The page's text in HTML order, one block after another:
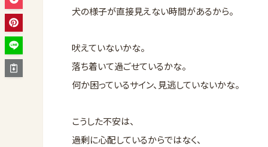
犬の様子が直接見えない時間があるから。
吠えていないかな。
落ち着いて過ごせているかな。
何か困っているサイン、見逃していないかな。
こうした不安は、
過剰に心配しているからではなく、